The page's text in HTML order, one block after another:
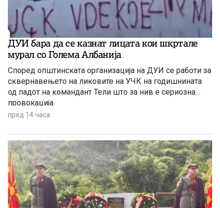
ДУИ бара да се казнат лицата кои шкртале
мурал со Голема Албанија
Според општинската организација на ДУИ се работи за
сквернавењето на ликовите на УЧК на годишнината
од падот на командант Тели што за нив е сериозна
провокација
пред 14 часа